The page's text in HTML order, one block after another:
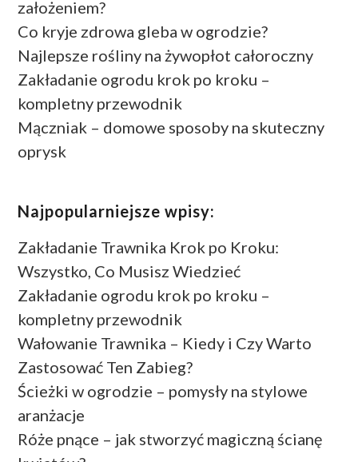
założeniem?
Co kryje zdrowa gleba w ogrodzie?
Najlepsze rośliny na żywopłot całoroczny
Zakładanie ogrodu krok po kroku –
kompletny przewodnik
Mączniak – domowe sposoby na skuteczny
oprysk
Najpopularniejsze wpisy:
Zakładanie Trawnika Krok po Kroku:
Wszystko, Co Musisz Wiedzieć
Zakładanie ogrodu krok po kroku –
kompletny przewodnik
Wałowanie Trawnika – Kiedy i Czy Warto
Zastosować Ten Zabieg?
Ścieżki w ogrodzie – pomysły na stylowe
aranżacje
Róże pnące – jak stworzyć magiczną ścianę